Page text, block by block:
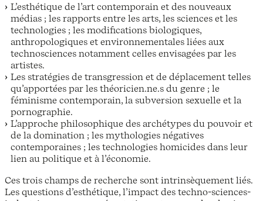
L’esthétique de l’art contemporain et des nouveaux
médias ; les rapports entre les arts, les sciences et les
technologies ; les modifications biologiques,
anthropologiques et environnementales liées aux
technosciences notamment celles envisagées par les
artistes.
Les stratégies de transgression et de déplacement telles
qu’apportées par les théoricien.ne.s du genre ; le
féminisme contemporain, la subversion sexuelle et la
pornographie.
L’approche philosophique des archétypes du pouvoir et
de la domination ; les mythologies négatives
contemporaines ; les technologies homicides dans leur
lien au politique et à l’économie.
Ces trois champs de recherche sont intrinsèquement liés.
Les questions d’esthétique, l’impact des techno-sciences-